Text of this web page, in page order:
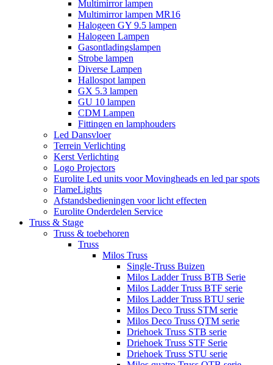
Multimirror lampen
Multimirror lampen MR16
Halogeen GY 9.5 lampen
Halogeen Lampen
Gasontladingslampen
Strobe lampen
Diverse Lampen
Hallospot lampen
GX 5.3 lampen
GU 10 lampen
CDM Lampen
Fittingen en lamphouders
Led Dansvloer
Terrein Verlichting
Kerst Verlichting
Logo Projectors
Eurolite Led units voor Movingheads en led par spots
FlameLights
Afstandsbedieningen voor licht effecten
Eurolite Onderdelen Service
Truss & Stage
Truss & toebehoren
Truss
Milos Truss
Single-Truss Buizen
Milos Ladder Truss BTB Serie
Milos Ladder Truss BTF serie
Milos Ladder Truss BTU serie
Milos Deco Truss STM serie
Milos Deco Truss QTM serie
Driehoek Truss STB serie
Driehoek Truss STF Serie
Driehoek Truss STU serie